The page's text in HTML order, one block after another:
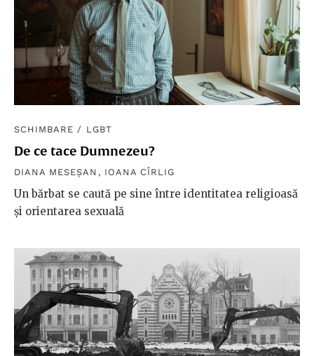
SCHIMBARE / LGBT
De ce tace Dumnezeu?
DIANA MESEȘAN , IOANA CÎRLIG
Un bărbat se caută pe sine între identitatea religioasă
și orientarea sexuală